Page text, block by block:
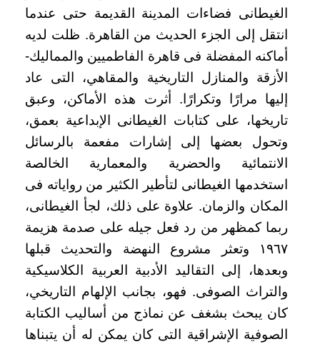
الغيطانى فضاءات المدينة القديمة حتى عندما
انتقل إلى الجزء الحديث من القاهرة. ظلت لديه
أماكنه المفضلة فى قاهرة الفاطميين والمماليك-
الأزقة والمنازل التاريخية والمقاهي، التى عاد
إليها مرارًا وتكرارًا. أثرت هذه الأماكن، وعبق
تاريخها، على كتابات الغيطانى الإبداعية بعمق،
وتحول بعضها إلى إشارات مفعمة بالرسائل
الانتمائية والحضرية والمعمارية الخالصة
استخدمها الغيطانى لتأطير الكثير من رواياته فى
المكان والزمان. علاوة على ذلك، لجأ الغيطانى،
ربما كمظهر من رد فعل جيله على صدمة هزيمة
١٩٦٧ وتعثر مشروع النهضة والتحديث قبلها
وبعدها، إلى التقاليد الأدبية العربية الكلاسيكية
والتراث الصوفى. فهو، بجانب الإلهام التاريخي،
كان يبحث بشغف عن نماذج من أساليب الكتابة
الصوفية الإشراقية التى كان يمكن له أن يتبناها